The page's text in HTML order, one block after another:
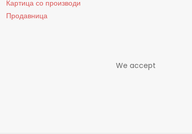
Картица со производи
Продавница
We accept